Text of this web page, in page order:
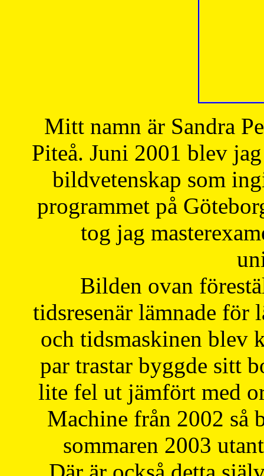
Mitt namn är Sandra
Piteå. Juni 2001 blev
bildvetenskap som
programmet på
tog jag
Bilden ovan
tidsresenär lämnade för
och tidsmaskinen blev
par trastar byggde sitt
lite fel ut jämfört med
Machine från 2002 så
sommaren 2003